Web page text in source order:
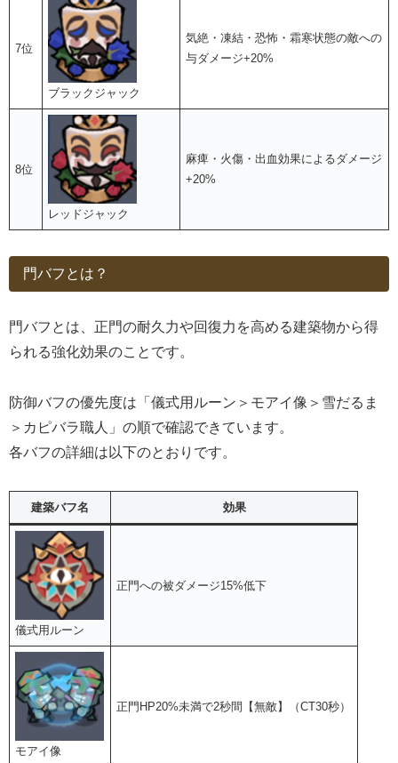
7位
ブラックジャック
気絶・凍結・恐怖・霜寒状態の敵への
与ダメージ+20%
8位
レッドジャック
麻痺・火傷・出血効果によるダメージ
+20%
門バフとは？
門バフとは、正門の耐久力や回復力を高める建築物から得
られる強化効果のことです。
防御バフの優先度は「儀式用ルーン＞モアイ像＞雪だるま
＞カピバラ職人」の順で確認できています。
各バフの詳細は以下のとおりです。
建築バフ名 効果
儀式用ルーン
正門への被ダメージ15%低下
モアイ像
正門HP20%未満で2秒間【無敵】（CT30秒）